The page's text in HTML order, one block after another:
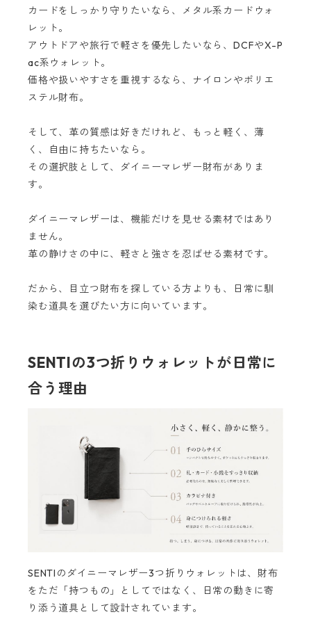
カードをしっかり守りたいなら、メタル系カードウォ
レット。
アウトドアや旅行で軽さを優先したいなら、DCFやX-P
ac系ウォレット。
価格や扱いやすさを重視するなら、ナイロンやポリエ
ステル財布。
そして、革の質感は好きだけれど、もっと軽く、薄
く、自由に持ちたいなら。
その選択肢として、ダイニーマレザー財布がありま
す。
ダイニーマレザーは、機能だけを見せる素材ではあり
ません。
革の静けさの中に、軽さと強さを忍ばせる素材です。
だから、目立つ財布を探している方よりも、日常に馴
染む道具を選びたい方に向いています。
SENTIの3つ折りウォレットが日常に
合う理由
SENTIのダイニーマレザー3つ折りウォレットは、財布
をただ「持つもの」としてではなく、日常の動きに寄
り添う道具として設計されています。